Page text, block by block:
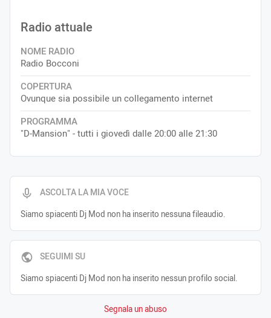
ASCOLTA LA MIA VOCE
Siamo spiacenti Dj Mod non ha inserito nessuna fileaudio.
SEGUIMI SU
Siamo spiacenti Dj Mod non ha inserito nessun profilo social.
Segnala un abuso
Radio attuale
NOME RADIO
Radio Bocconi
COPERTURA
Ovunque sia possibile un collegamento internet
PROGRAMMA
"D-Mansion" - tutti i giovedì dalle 20:00 alle 21:30